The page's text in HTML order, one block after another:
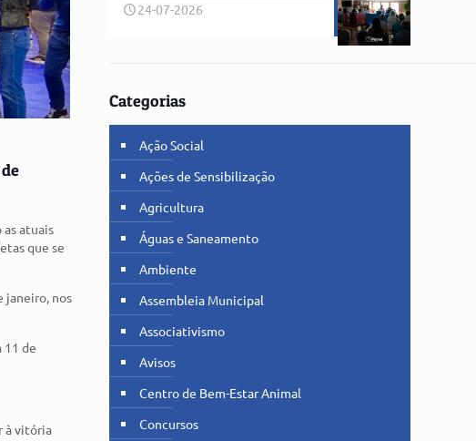
as atuais
que se
janeiro, nos
11 de
à vitória
24-07-2026
Categorias
Ação Social
Ações de Sensibilização
Agricultura
Águas e Saneamento
Ambiente
Assembleia Municipal
Associativismo
Avisos
Centro de Bem-Estar Animal
Concursos